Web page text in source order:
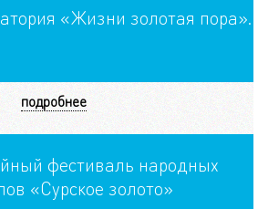
«Жизни золотая пора».
подробнее
фестиваль народных
«Сурское золото»